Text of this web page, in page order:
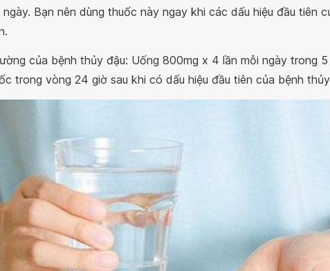
Bạn nên dùng thuốc này ngay khi các dấu hiệu đầu tiên
của bệnh thủy đậu: Uống 800mg x 4 lần mỗi ngày trong
trong vòng 24 giờ sau khi có dấu hiệu đầu tiên của bệnh